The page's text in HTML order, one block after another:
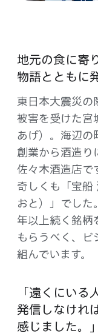
地元の​食に​寄
物語とともに​
東日本大震災の​
被害を​受けた​宮
あげ）。​海辺の​
創業から​酒造り
佐々木酒造店で
奇しくも​「宝船
おと）」でした
年以上​続く​銘柄
もらうべく、​ビ
組んでいます。
「遠くに​いる​
発信しなけれ
感じました。」